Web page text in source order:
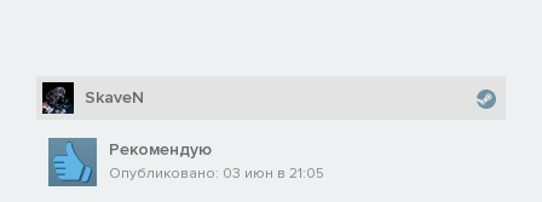
SkaveN
Рекомендую
Опубликовано: 03 июн в 21:05